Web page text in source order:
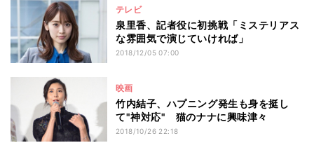
テレビ
泉里香、記者役に初挑戦「ミステリアス
な雰囲気で演じていければ」
2018/12/05 07:00
映画
竹内結子、ハプニング発生も身を挺し
て"神対応" 猫のナナに興味津々
2018/10/26 22:18